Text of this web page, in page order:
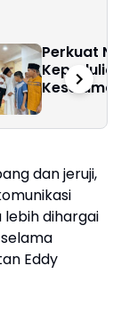
Perkuat
Gelar
Yatim
dan jeruji,
dihargai
Eddy